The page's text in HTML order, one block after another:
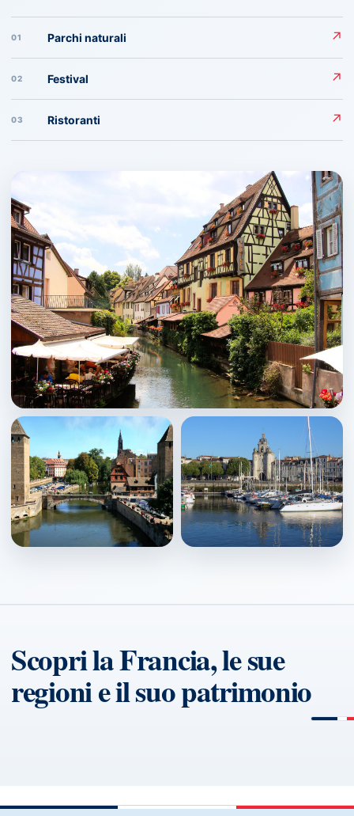
01 Parchi naturali ↗
02 Festival ↗
03 Ristoranti ↗
Colmar↗
Scopri la Francia, le sue
regioni e il suo patrimonio